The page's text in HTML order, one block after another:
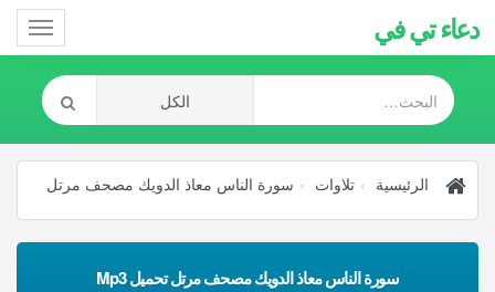
دعاء تي في
الرئيسية تلاوات سورة الناس معاذ الدويك مصحف مرتل
سورة الناس معاذ الدويك مصحف مرتل تحميل Mp3